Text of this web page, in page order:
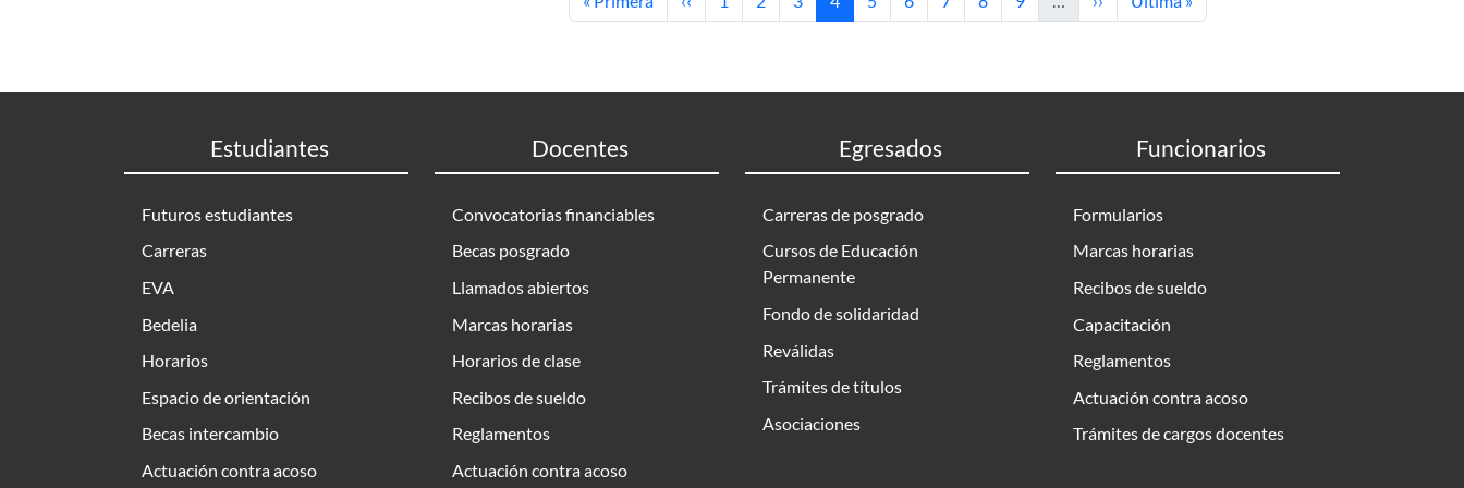
Estudiantes
Futuros estudiantes
Carreras
EVA
Bedelia
Horarios
Espacio de orientación
Becas intercambio
Actuación contra acoso
Docentes
Convocatorias financiables
Becas posgrado
Llamados abiertos
Marcas horarias
Horarios de clase
Recibos de sueldo
Reglamentos
Actuación contra acoso
Egresados
Carreras de posgrado
Cursos de Educación
Permanente
Fondo de solidaridad
Reválidas
Trámites de títulos
Asociaciones
Funcionarios
Formularios
Marcas horarias
Recibos de sueldo
Capacitación
Reglamentos
Actuación contra acoso
Trámites de cargos docentes